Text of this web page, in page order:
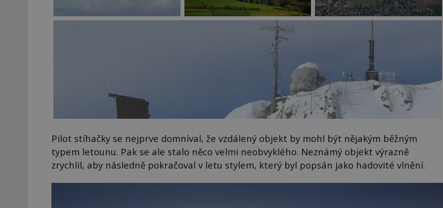
Pilot stíhačky se nejprve domníval, že vzdálený objekt by mohl být nějakým běžným
typem letounu. Pak se ale stalo něco velmi neobvyklého. Neznámý objekt výrazně
zrychlil, aby následně pokračoval v letu stylem, který byl popsán jako hadovité vlnění.